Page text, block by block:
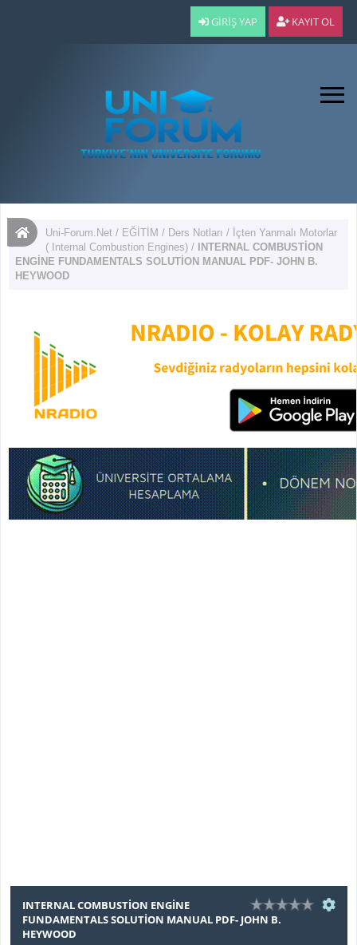
GIRIŞ YAP KAYIT OL
Uni-Forum.Net / EĞİTİM / Ders Notları / İçten Yanmalı Motorlar
( Internal Combustion Engines) /
INTERNAL COMBUSTİON
ENGİNE FUNDAMENTALS SOLUTİON MANUAL PDF- JOHN B.
HEYWOOD
INTERNAL COMBUSTİON ENGİNE
FUNDAMENTALS SOLUTİON MANUAL PDF- JOHN B.
HEYWOOD